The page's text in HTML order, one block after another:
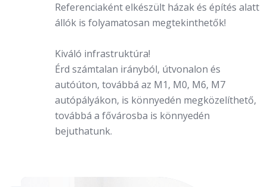
Referenciaként elkészült házak és építés alatt
állók is folyamatosan megtekinthetők!
Kiváló infrastruktúra!
Érd számtalan irányból, útvonalon és
autóúton, továbbá az M1, M0, M6, M7
autópályákon, is könnyedén megközelíthető,
továbbá a fővárosba is könnyedén
bejuthatunk.